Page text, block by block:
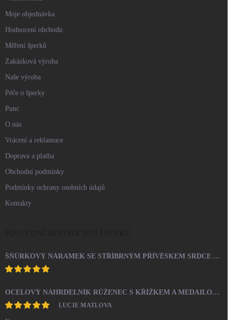
Moje objednávka
Hodnocení obchodu
Měření šperků
Zakázková výroba
Naše výroba
Péče o šperky
Punc
O nás
Vrácení a reklamace
Doprava a platba
Obchodní podmínky
Podmínky ochrany osobních údajů
Kontakty
ŠŇŮRKOVÝ NÁRAMEK SE STŘÍBRNÝM PŘÍVĚSKEM SRDCE A KRYSTALY SWAROVSKI CRYSTAL (STŘÍBRO 925/1000)
OCELOVÝ NÁHRDELNÍK RŮŽENEC S KŘÍŽKEM A MEDAILONEM
LUCIE MATLOVA